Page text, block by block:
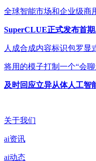
全球智能市场和企业级商
SuperCLUE正式发布首
人成合成内容标识包罗显
将用的模子打制一个“会
及时回应立异从体人工智
关于我们
ai资讯
ai动态